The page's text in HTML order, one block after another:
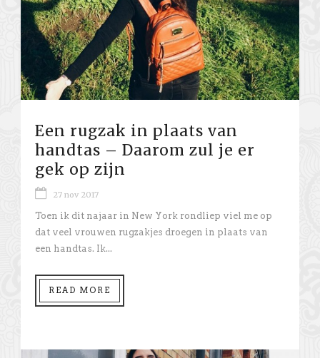
Een rugzak in plaats van
handtas – Daarom zul je er
gek op zijn
27 nov 2017
Toen ik dit najaar in New York rondliep viel me op
dat veel vrouwen rugzakjes droegen in plaats van
een handtas. Ik...
READ MORE